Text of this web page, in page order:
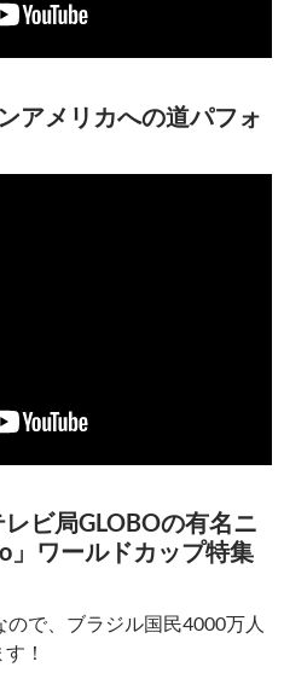
アメリカへの道パフォ
ビ局GLOBOの有名ニ
」ワールドカップ特集
で、ブラジル国民4000万人
！